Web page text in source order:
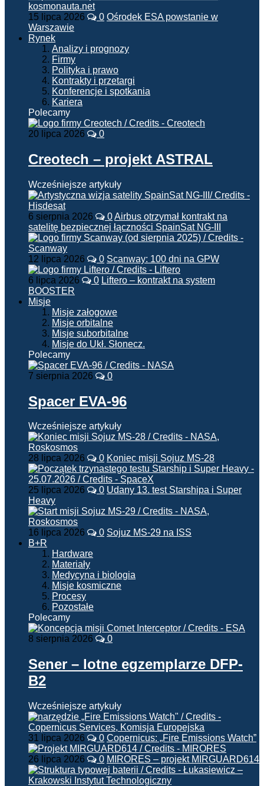
15 lipca 2026 0 Ośrodek ESA powstanie w
Warszawie
Rynek
Analizy i prognozy
Firmy
Polityka i prawo
Kontrakty i przetargi
Konferencje i spotkania
Kariera
Polecamy
20 lipca 2026 0
Creotech – projekt ASTRAL
Wcześniejsze artykuły
6 sierpnia 2026 0Airbus otrzymał kontrakt na
satelitę bezpiecznej łączności SpainSat NG-III
12 lipca 2026 0 Scanway: 100 dni na GPW
6 lipca 2026 0 Liftero – kontrakt na system
BOOSTER
Misje
Misje załogowe
Misje orbitalne
Misje suborbitalne
Misje do Ukł. Słonecz.
Polecamy
7 sierpnia 2026 0
Spacer EVA-96
Wcześniejsze artykuły
28 lipca 2026 0 Koniec misji Sojuz MS-28
25 lipca 2026 0 Udany 13. test Starshipa i Super
Heavy
16 lipca 2026 0 Sojuz MS-29 na ISS
B+R
Hardware
Materiały
Medycyna i biologia
Misje kosmiczne
Procesy
Pozostałe
Polecamy
8 sierpnia 2026 0
Sener – lotne egzemplarze DFP-
B2
Wcześniejsze artykuły
31 lipca 2026 0 Copernicus: „Fire Emissions Watch”
26 lipca 2026 0 MIRORES – projekt MIRGUARD614